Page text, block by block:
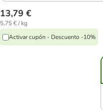
13,79 €
5,75 € / kg
Activar cupón - Descuento -10%